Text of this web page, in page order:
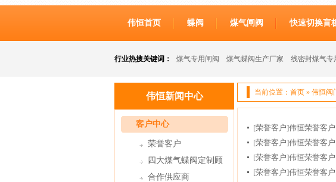
伟恒首页 蝶阀 煤气闸阀 快速切换盲
行业热搜关键词： 煤气专用闸阀 煤气蝶阀生产厂家 线密封煤气专
伟恒新闻中心
客户中心
荣誉客户
四大煤气蝶阀定制顾
合作供应商
当前位置： 首页 » 伟恒阀
[荣誉客户]伟恒荣誉客
[荣誉客户]伟恒荣誉客
[荣誉客户]伟恒荣誉客
[荣誉客户]伟恒荣誉客